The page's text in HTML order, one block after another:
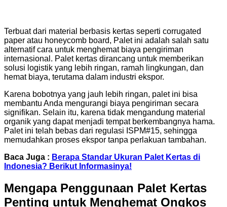
Terbuat dari material berbasis kertas seperti corrugated
paper atau honeycomb board, Palet ini adalah salah satu
alternatif cara untuk menghemat biaya pengiriman
internasional. Palet kertas dirancang untuk memberikan
solusi logistik yang lebih ringan, ramah lingkungan, dan
hemat biaya, terutama dalam industri ekspor.
Karena bobotnya yang jauh lebih ringan, palet ini bisa
membantu Anda mengurangi biaya pengiriman secara
signifikan. Selain itu, karena tidak mengandung material
organik yang dapat menjadi tempat berkembangnya hama.
Palet ini telah bebas dari regulasi ISPM#15, sehingga
memudahkan proses ekspor tanpa perlakuan tambahan.
Baca Juga : Berapa Standar Ukuran Palet Kertas di
Indonesia? Berikut Informasinya!
Mengapa Penggunaan Palet Kertas
Penting untuk Menghemat Ongkos